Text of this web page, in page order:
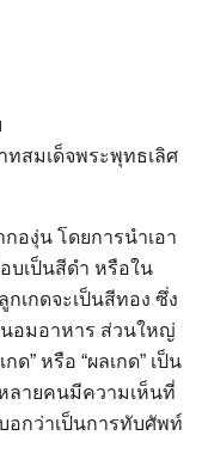
ทสมเด็จพระพุทธเลิศ
กองุ่น โดยการนำเอา
บเป็นสีดำ หรือใน
เกดจะเป็นสีทอง ซึ่ง
อมอาหาร ส่วนใหญ่
” หรือ “ผลเกด” เป็น
ลายคนมีความเห็นที่
อกว่าเป็นการทับศัพท์